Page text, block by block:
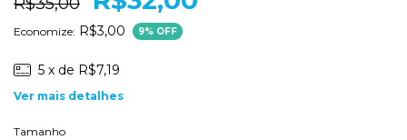
Economize: R$3,00 9% OFF
5 x de R$7,19
Ver mais detalhes
Tamanho